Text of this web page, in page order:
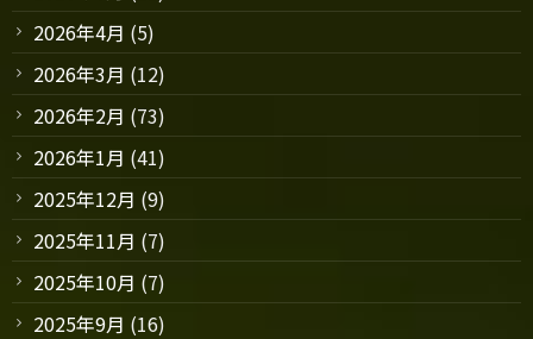
2026年4月 (5)
2026年3月 (12)
2026年2月 (73)
2026年1月 (41)
2025年12月 (9)
2025年11月 (7)
2025年10月 (7)
2025年9月 (16)